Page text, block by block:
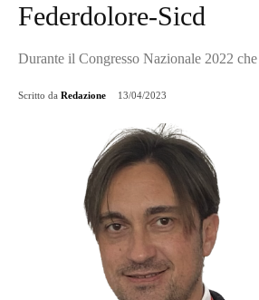
Federdolore-Sicd
Durante il Congresso Nazionale 2022
Scritto da Redazione 13/04/2023